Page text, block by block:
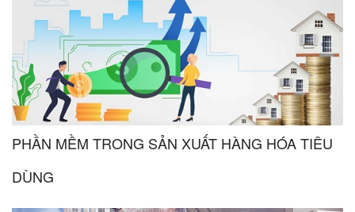
PHẦN MỀM TRONG SẢN XUẤT HÀNG HÓA TIÊU
DÙNG